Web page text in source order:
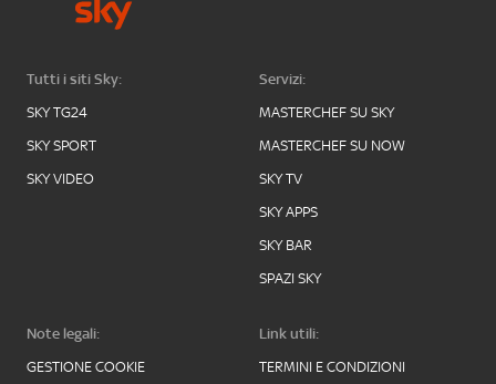
Tutti i siti Sky:
SKY TG24
SKY SPORT
SKY VIDEO
Servizi:
MASTERCHEF SU SKY
MASTERCHEF SU NOW
SKY TV
SKY APPS
SKY BAR
SPAZI SKY
Note legali:
GESTIONE COOKIE
Link utili:
TERMINI E CONDIZIONI